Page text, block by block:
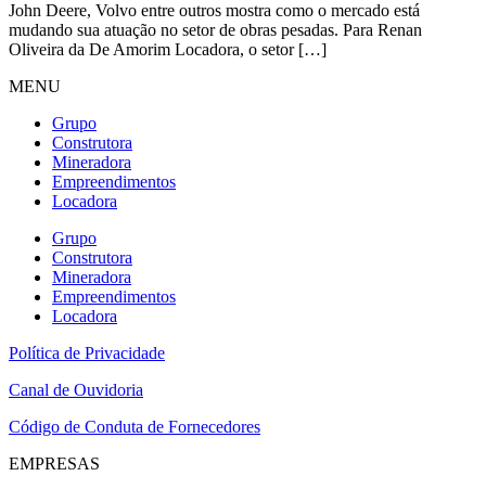
John Deere, Volvo entre outros mostra como o mercado está
mudando sua atuação no setor de obras pesadas. Para Renan
Oliveira da De Amorim Locadora, o setor […]
MENU
Grupo
Construtora
Mineradora
Empreendimentos
Locadora
Grupo
Construtora
Mineradora
Empreendimentos
Locadora
Política de Privacidade
Canal de Ouvidoria
Código de Conduta de Fornecedores
EMPRESAS